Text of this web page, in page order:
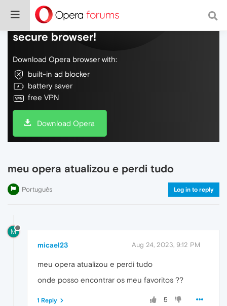
Do more on the web, with a fast and
secure browser!
Download Opera browser with:
built-in ad blocker
battery saver
free VPN
Download Opera
meu opera atualizou e perdi tudo
Português Log in to reply
M
micael23 Aug 24, 2023, 9:12 PM
meu opera atualizou e perdi tudo
onde posso encontrar os meu favoritos ??
5
1 Reply